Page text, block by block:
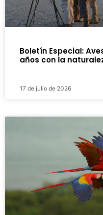
Boletín Especial:
años con la
17 de julio de 2026